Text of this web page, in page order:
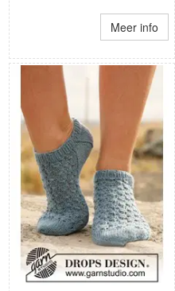
Meer info